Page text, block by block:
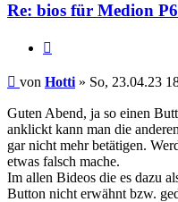
Re: bios für Medion
Beitrag
von Hotti » So, 23.04.23
Guten Abend, ja so einen
anklickt kann man die
gar nicht mehr betätigen.
etwas falsch mache.
Im allen Bideos die es dazu
Button nicht erwähnt bzw.